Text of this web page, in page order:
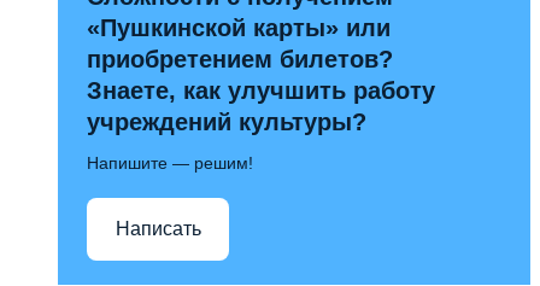
«Пушкинской карты» или
приобретением билетов?
Знаете, как улучшить работу
учреждений культуры?
Напишите — решим!
Написать